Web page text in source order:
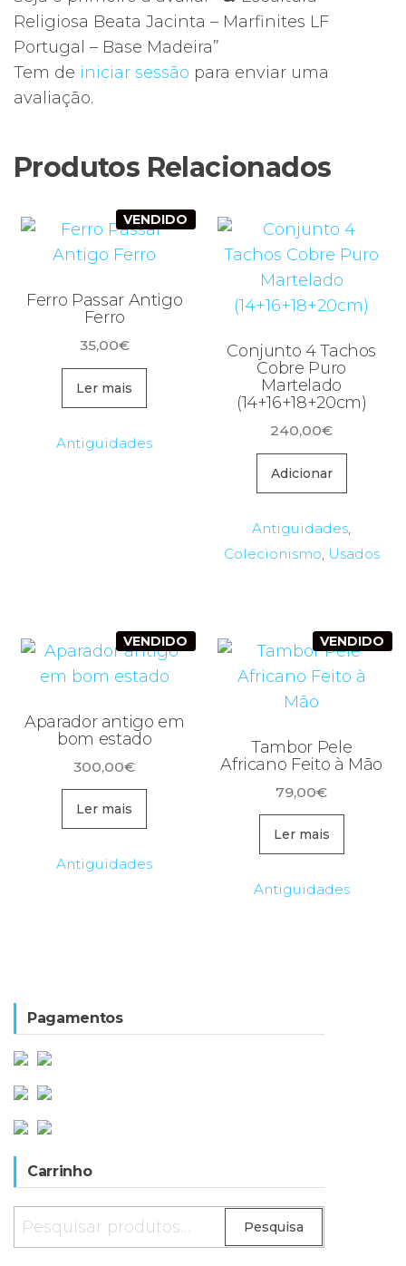
Religiosa Beata Jacinta – Marfinites LF
Portugal – Base Madeira”
Tem de iniciar sessão para enviar uma
avaliação.
Produtos Relacionados
VENDIDO
Ferro Passar Antigo
Ferro
35,00€
Ler mais
Antiguidades
Conjunto 4 Tachos
Cobre Puro
Martelado
(14+16+18+20cm)
240,00€
Adicionar
Antiguidades,
Colecionismo, Usados
VENDIDO
Aparador antigo em
bom estado
300,00€
Ler mais
Antiguidades
VENDIDO
Tambor Pele
Africano Feito à Mão
79,00€
Ler mais
Antiguidades
Pagamentos
Carrinho
Pesquisar
por:
Pesquisa